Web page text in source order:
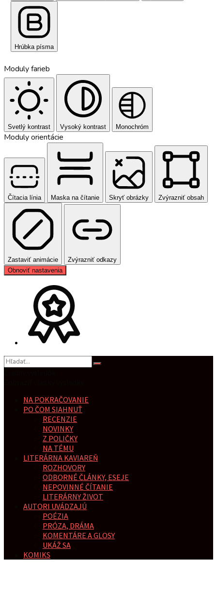
Hrúbka písma
Moduly farieb
Svetlý kontrast Vysoký kontrast Monochróm
Moduly orientácie
Čítacia línia Maska na čítanie Skryť obrázky Zvýrazniť obsah
Zastaviť animácie
Zvýrazniť odkazy
Obnoviť nastavenia
NA POKRAČOVANIE
PO ČOM SIAHNUŤ
RECENZIE
NOVINKY
Z POLIČKY
NA TÉMU
LITERÁRNA KAVIAREŇ
ROZHOVORY
ODBORNÉ ČLÁNKY, ESEJE
NEPOVINNÉ ČÍTANIE
LITERÁRNY ŽIVOT
AUTORI UVÁDZAJÚ
POÉZIA
PRÓZA, DRÁMA
KOMENTÁRE A GLOSY
UKÁŽ SA
KOMIKS